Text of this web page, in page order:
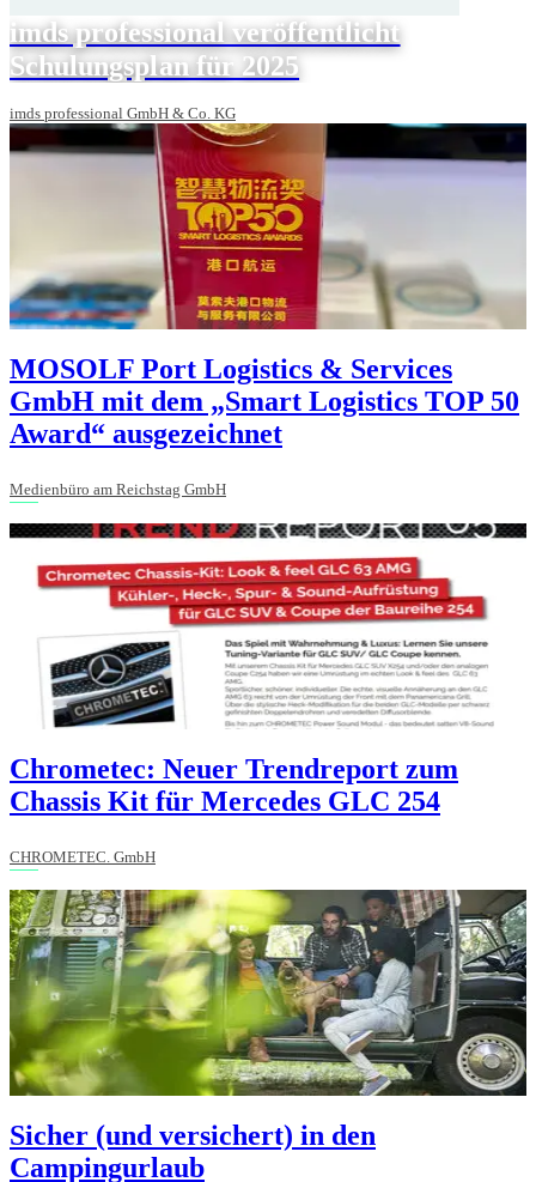
imds professional veröffentlicht
Schulungsplan für 2025
imds professional GmbH & Co. KG
MOSOLF Port Logistics & Services
GmbH mit dem „Smart Logistics TOP 50
Award“ ausgezeichnet
Medienbüro am Reichstag GmbH
Chrometec: Neuer Trendreport zum
Chassis Kit für Mercedes GLC 254
CHROMETEC. GmbH
Sicher (und versichert) in den
Campingurlaub